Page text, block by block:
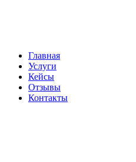
Главная
Услуги
Кейсы
Отзывы
Контакты